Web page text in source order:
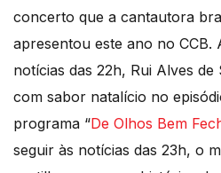
concerto que a cantautora
apresentou este ano no CCB.
notícias das 22h, Rui Alves de
com sabor natalício no
programa “De Olhos Bem
seguir às notícias das 23h, o